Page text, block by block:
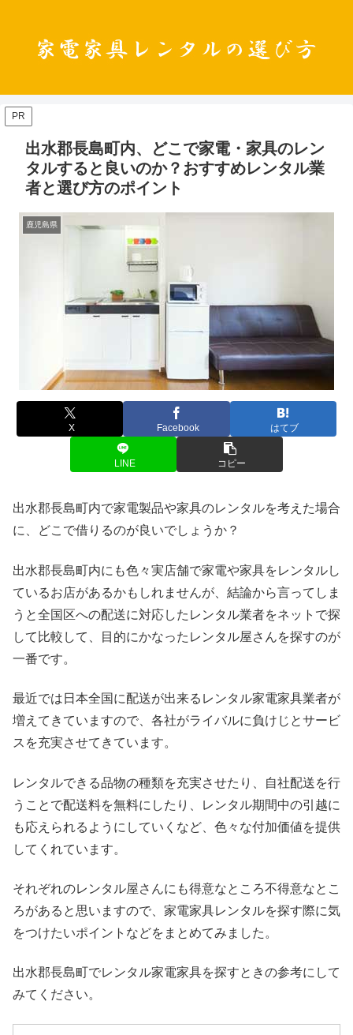
PR
出水郡長島町内、どこで家電・家具のレン
タルすると良いのか？おすすめレンタル業
者と選び方のポイント
鹿児島県
X Facebook はてブ
LINE コピー
出水郡長島町内で家電製品や家具のレンタルを考えた場合
に、どこで借りるのが良いでしょうか？
出水郡長島町内にも色々実店舗で家電や家具をレンタルし
ているお店があるかもしれませんが、結論から言ってしま
うと全国区への配送に対応したレンタル業者をネットで探
して比較して、目的にかなったレンタル屋さんを探すのが
一番です。
最近では日本全国に配送が出来るレンタル家電家具業者が
増えてきていますので、各社がライバルに負けじとサービ
スを充実させてきています。
レンタルできる品物の種類を充実させたり、自社配送を行
うことで配送料を無料にしたり、レンタル期間中の引越に
も応えられるようにしていくなど、色々な付加価値を提供
してくれています。
それぞれのレンタル屋さんにも得意なところ不得意なとこ
ろがあると思いますので、家電家具レンタルを探す際に気
をつけたいポイントなどをまとめてみました。
出水郡長島町でレンタル家電家具を探すときの参考にして
みてください。